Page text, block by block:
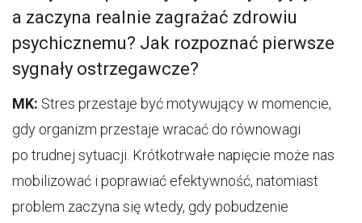
a zaczyna realnie zagrażać zdrowiu
psychicznemu? Jak rozpoznać pierwsze
sygnały ostrzegawcze?
MK: Stres przestaje być motywujący w momencie,
gdy organizm przestaje wracać do równowagi
po trudnej sytuacji. Krótkotrwałe napięcie może nas
mobilizować i poprawiać efektywność, natomiast
problem zaczyna się wtedy, gdy pobudzenie